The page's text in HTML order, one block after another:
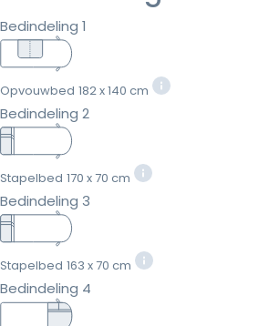
Bedindeling 1
Opvouwbed 182 x 140 cm
Bedindeling 2
Stapelbed 170 x 70 cm
Bedindeling 3
Stapelbed 163 x 70 cm
Bedindeling 4